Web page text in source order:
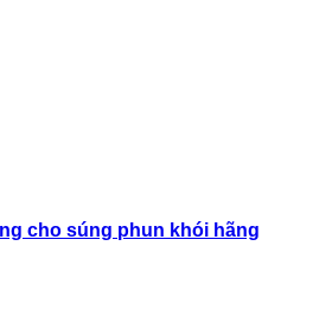
cho súng phun khói hãng